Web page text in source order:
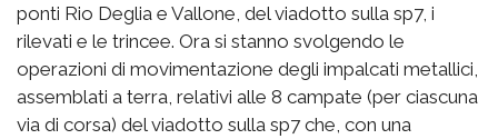
ponti Rio Deglia e Vallone, del viadotto sulla sp7, i
rilevati e le trincee. Ora si stanno svolgendo le
operazioni di movimentazione degli impalcati metallici,
assemblati a terra, relativi alle 8 campate (per ciascuna
via di corsa) del viadotto sulla sp7 che, con una